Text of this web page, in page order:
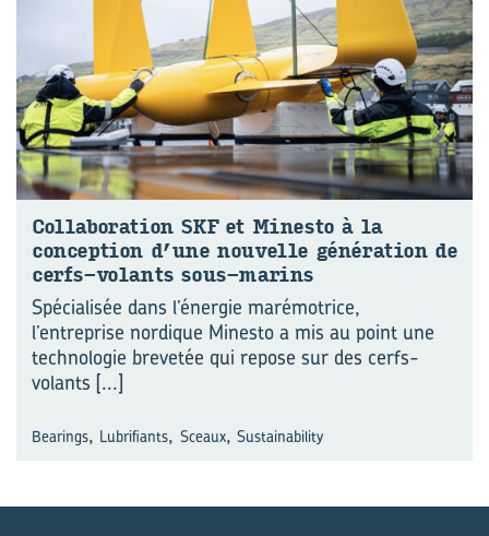
Col­la­bo­ra­tion SKF et Mi­nes­to à la
concep­tion d’une nou­velle gé­né­ra­tion de
cerfs-​volants sous-​marins
Spécialisée dans l’énergie marémotrice,
l’entreprise nordique Minesto a mis au point une
technologie brevetée qui repose sur des cerfs-
volants [...]
Bearings, Lubrifiants, Sceaux, Sustainability